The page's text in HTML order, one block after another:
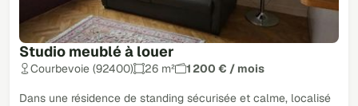
Studio meublé à louer
Courbevoie (92400) 26 m² 1 200 € / mois
Dans une résidence de standing sécurisée et calme, localisé